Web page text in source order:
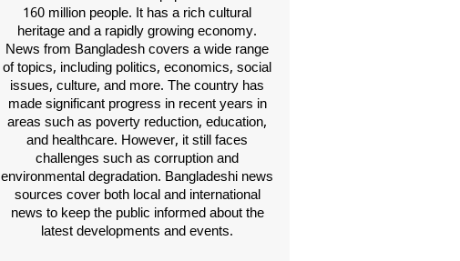
160 million people. It has a rich cultural
heritage and a rapidly growing economy.
News from Bangladesh covers a wide range
of topics, including politics, economics, social
issues, culture, and more. The country has
made significant progress in recent years in
areas such as poverty reduction, education,
and healthcare. However, it still faces
challenges such as corruption and
environmental degradation. Bangladeshi news
sources cover both local and international
news to keep the public informed about the
latest developments and events.